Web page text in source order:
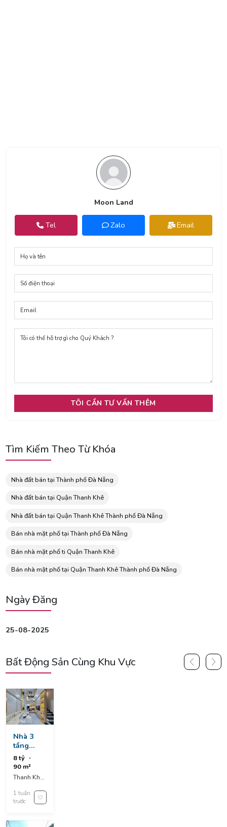
Moon Land
Tel Zalo Email
Tìm Kiếm Theo Từ Khóa
Nhà đất bán tại Thành phố Đà Nẵng
Nhà đất bán tại Quận Thanh Khê
Nhà đất bán tại Quận Thanh Khê Thành phố Đà Nẵng
Bán nhà mặt phố tại Thành phố Đà Nẵng
Bán nhà mặt phố ti Quận Thanh Khê
Bán nhà mặt phố tại Quận Thanh Khê Thành phố Đà Nẵng
Ngày Đăng
25-08-2025
Bất Động Sản Cùng Khu Vực
Nhà 3
tầng
5x18 mặt
tiền
thanh
khê cách
biển đà
nẵng
khu dân
8 tỷ
90 m²
Thanh Khê,
Vietnam
1 tuần
trước